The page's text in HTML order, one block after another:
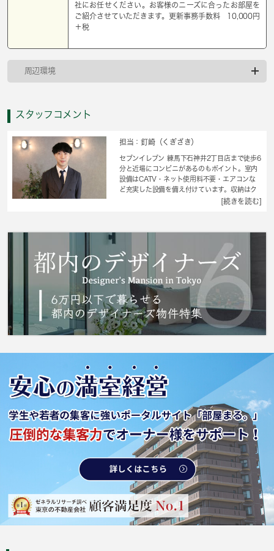
社にお任せください。お客様のニーズに合ったお部屋を
ご紹介させていただきます。更新事務手数料 10,000円
＋税
周辺環境
スタッフコメント
担当：釘崎（くぎざき）
セブンイレブン 練馬下石神井2丁目店まで徒歩6
分と近場にコンビニがあるのもポイント。室内
設備はCATV・ネット使用料不要・エアコンな
ど充実した設備を備え付けています。収納はク
ロゼット・シューズボックスなど豊富なので、
用されます。賃料10万円以下をご希望のお客
ニティは練馬区の不動産会社として、沢山のお
客様の住まい探しをして参りました。いつでも
住まい探しのお手伝いをいたしますので、是非
お問い合わせください。
[続きを読む]